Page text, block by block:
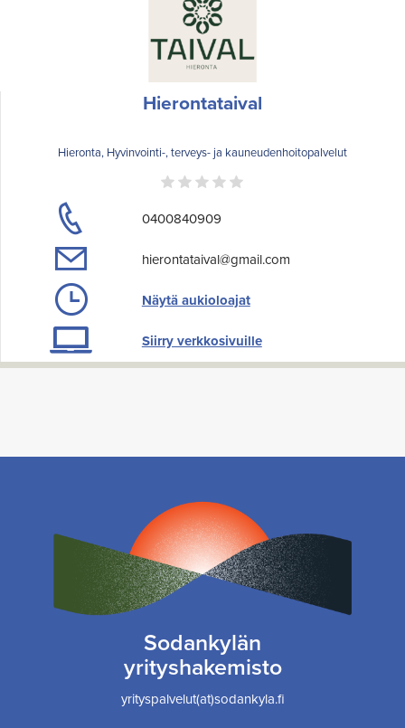
Hierontataival
Hieronta, Hyvinvointi-, terveys- ja kauneudenhoitopalvelut
0400840909
hierontataival@gmail.com
Näytä aukioloajat
Siirry verkkosivuille
Sodankylän
yrityshakemisto
yrityspalvelut(at)sodankyla.fi